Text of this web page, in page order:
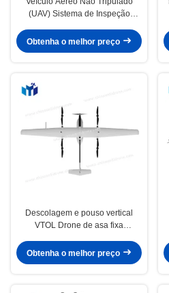
(UAV) Sistema de Inspeção
configurações personalizadas de
trajetória de voo
Obtenha o melhor preço
Descolagem e pouso vertical
VTOL Drone de asa fixa
Fábrica por atacado em estoque
V3540 personalizado
Obtenha o melhor preço